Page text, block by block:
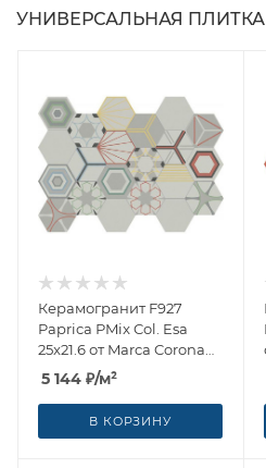
УНИВЕРСАЛЬНАЯ ПЛИТКА
Керамогранит F927
Paprica PMix Col. Esa
25x21.6 от Marca Corona
(Италия)
5 144 ₽/м²
В КОРЗИНУ